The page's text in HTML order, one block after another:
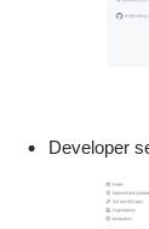
Developer